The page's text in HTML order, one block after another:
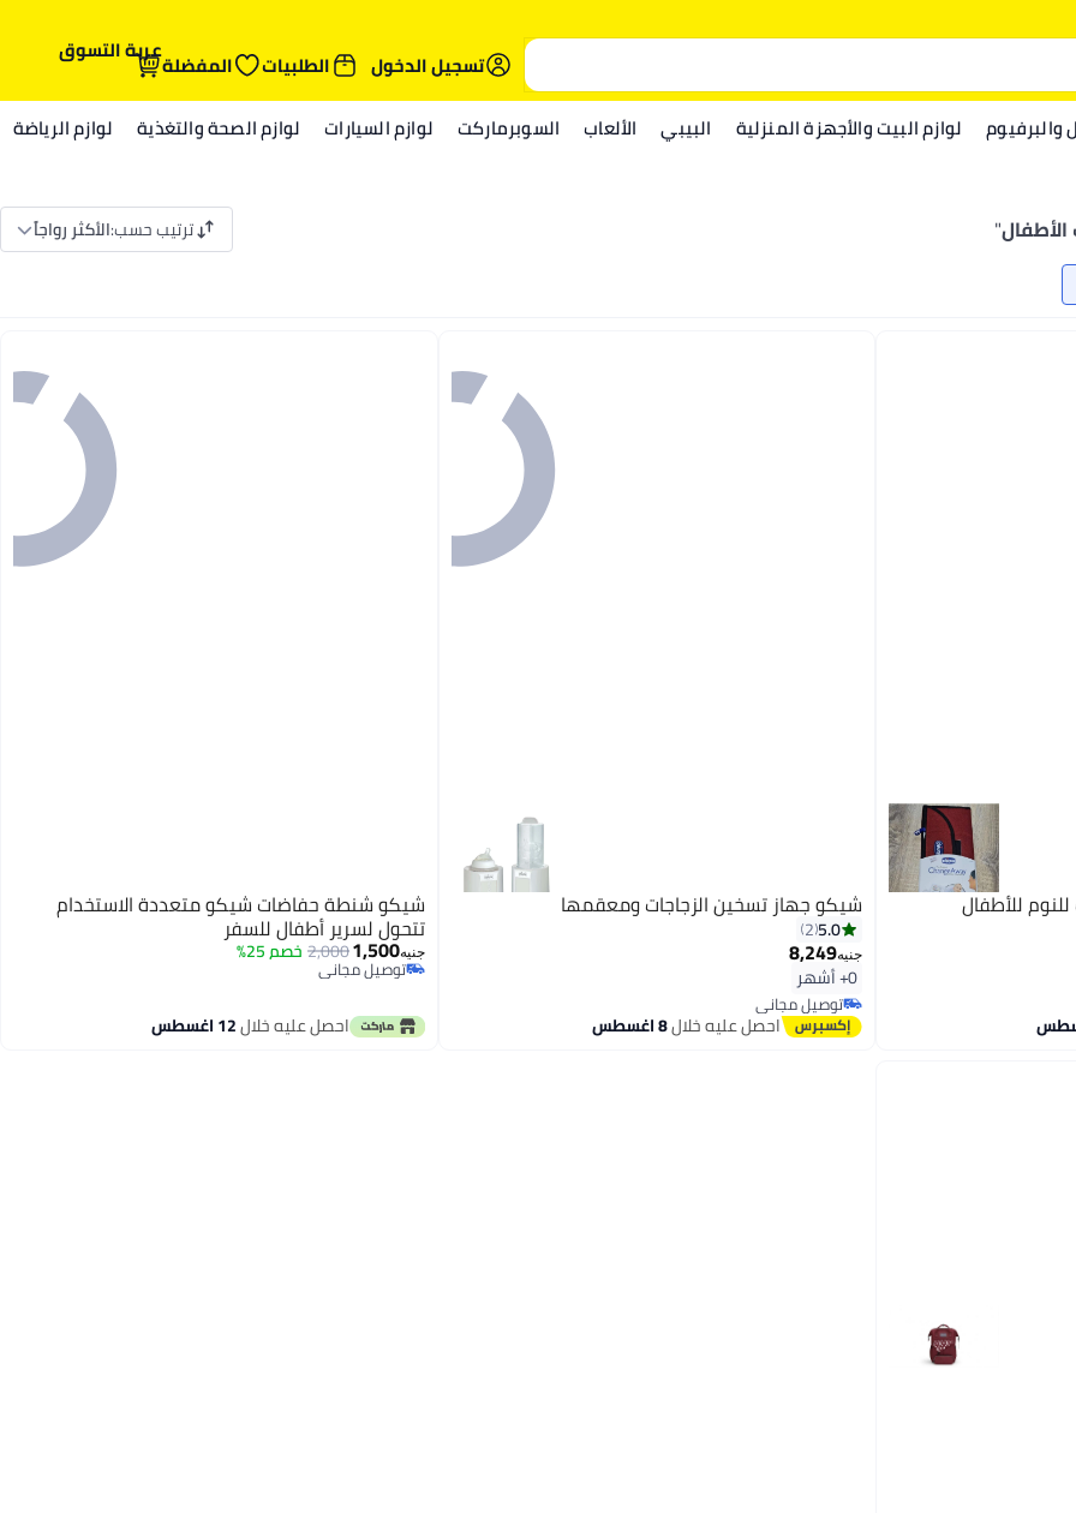
تسجيل الدخول
الطلبيات المفضلةعربة التسوق
والبرفيوم لوازم البيت والأجهزة المنزلية البيبي الألعاب السوبرماركت لوازم السيارات لوازم الصحة والتغذية لوازم الرياضة
" ترتيب حسب:الأكثر رواجاً
للأطفال شيكو جهاز تسخين الزجاجات ومعقمها
5.0
2
جنيه8,249
0+ أشهر
توصيل مجاني
توصيل مجانياحصل عليه خلال8 اغسطس
شيكو شنطة حفاضات شيكو متعددة الاستخدام
تتحول لسرير أطفال للسفر
جنيه1,500
2,000 خصم 25%
توصيل مجاني
توصيل مجاني
احصل عليه خلال12 اغسطس